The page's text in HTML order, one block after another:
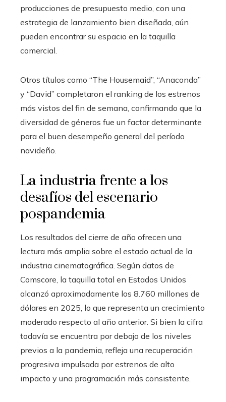
producciones de presupuesto medio, con una
estrategia de lanzamiento bien diseñada, aún
pueden encontrar su espacio en la taquilla
comercial.
Otros títulos como “The Housemaid”, “Anaconda”
y “David” completaron el ranking de los estrenos
más vistos del fin de semana, confirmando que la
diversidad de géneros fue un factor determinante
para el buen desempeño general del período
navideño.
La industria frente a los
desafíos del escenario
pospandemia
Los resultados del cierre de año ofrecen una
lectura más amplia sobre el estado actual de la
industria cinematográfica. Según datos de
Comscore, la taquilla total en Estados Unidos
alcanzó aproximadamente los 8.760 millones de
dólares en 2025, lo que representa un crecimiento
moderado respecto al año anterior. Si bien la cifra
todavía se encuentra por debajo de los niveles
previos a la pandemia, refleja una recuperación
progresiva impulsada por estrenos de alto
impacto y una programación más consistente.